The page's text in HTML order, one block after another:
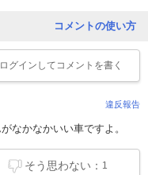
コメントの使い方
ログイン してコメントを書く
違反報告
なかなかいい車ですよ。
そう思わない： 1